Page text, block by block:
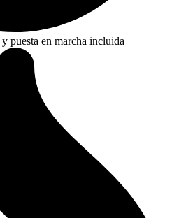
puesta en marcha incluida